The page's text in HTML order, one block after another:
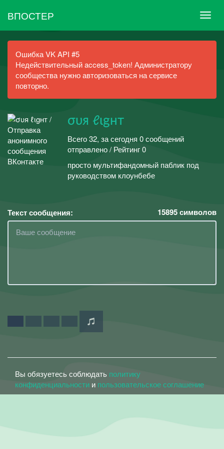
ВПОСТЕР
Ошибка VK API #5
Недействительный access_token! Администратору
сообщества нужно авторизоваться на сервисе
повторно.
συя ℓιgнт
Всего 32, за сегодня 0 сообщений
отправлено / Рейтинг 0
просто мультифандомный паблик под
руководством клоунбебе
Текст сообщения: 15895символов
Вы обязуетесь соблюдать политику
конфиденциальности и пользовательское соглашение